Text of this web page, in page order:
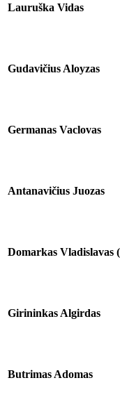
Lauruška Vidas
Gudavičius Aloyzas
Germanas Vaclovas
Antanavičius Juozas
Domarkas Vladislavas
Girininkas Algirdas
Butrimas Adomas